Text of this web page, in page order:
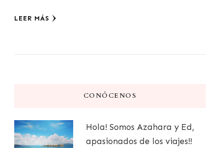
LEER MÁS
CONÓCENOS
Hola! Somos Azahara y Ed,
apasionados de los viajes!!